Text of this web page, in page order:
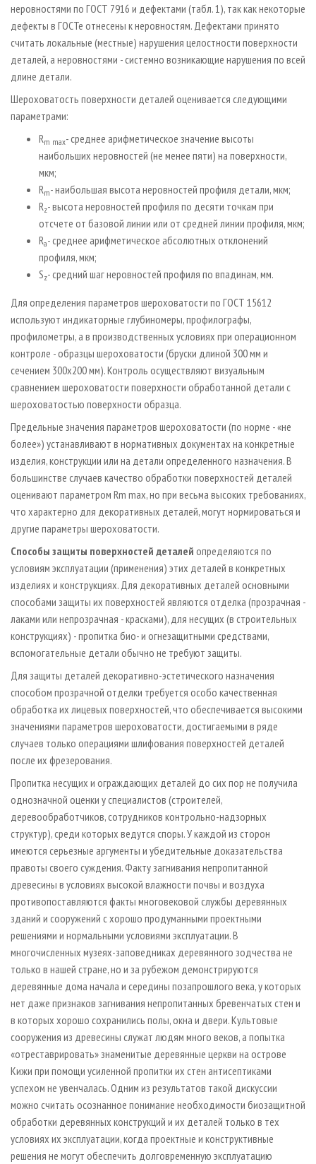
неровностями по ГОСТ 7916 и дефектами (табл. 1), так как некоторые
дефекты в ГОСТе отнесены к неровностям. Дефектами принято
считать локальные (местные) нарушения целостности поверхности
деталей, а неровностями - системно возникающие нарушения по всей
длине детали.
Шероховатость поверхности деталей оценивается следующими
параметрами:
Rm max- среднее арифметическое значение высоты
наибольших неровностей (не менее пяти) на поверхности,
мкм;
Rm- наибольшая высота неровностей профиля детали, мкм;
Rz- высота неровностей профиля по десяти точкам при
отсчете от базовой линии или от средней линии профиля, мкм;
Ra- среднее арифметическое абсолютных отклонений
профиля, мкм;
Sz- средний шаг неровностей профиля по впадинам, мм.
Для определения параметров шероховатости по ГОСТ 15612
используют индикаторные глубиномеры, профилографы,
профилометры, а в производственных условиях при операционном
контроле - образцы шероховатости (бруски длиной 300 мм и
сечением 300х200 мм). Контроль осуществляют визуальным
сравнением шероховатости поверхности обработанной детали с
шероховатостью поверхности образца.
Предельные значения параметров шероховатости (по норме - «не
более») устанавливают в нормативных документах на конкретные
изделия, конструкции или на детали определенного назначения. В
большинстве случаев качество обработки поверхностей деталей
оценивают параметром Rm max, но при весьма высоких требованиях,
что характерно для декоративных деталей, могут нормироваться и
другие параметры шероховатости.
Способы защиты поверхностей деталей определяются по
условиям эксплуатации (применения) этих деталей в конкретных
изделиях и конструкциях. Для декоративных деталей основными
способами защиты их поверхностей являются отделка (прозрачная -
лаками или непрозрачная - красками), для несущих (в строительных
конструкциях) - пропитка био- и огнезащитными средствами,
вспомогательные детали обычно не требуют защиты.
Для защиты деталей декоративно­-эстетического назначения
способом прозрачной отделки требуется особо качественная
обработка их лицевых поверхностей, что обеспечивается высокими
значениями параметров шероховатости, достигаемыми в ряде
случаев только операциями шлифования поверхностей деталей
после их фрезерования.
Пропитка несущих и ограждающих деталей до сих пор не получила
однозначной оценки у специалистов (строителей,
деревообработчиков, сотрудников контрольно­-надзорных
структур), среди которых ведутся споры. У каждой из сторон
имеются серьезные аргументы и убедительные доказательства
правоты своего суждения. Факту загнивания непропитанной
древесины в условиях высокой влажности почвы и воздуха
противопоставляются факты многовековой службы деревянных
зданий и сооружений с хорошо продуманными проектными
решениями и нормальными условиями эксплуатации. В
многочисленных музеях­-заповедниках деревянного зодчества не
только в нашей стране, но и за рубежом демонстрируются
деревянные дома начала и середины позапрошлого века, у которых
нет даже признаков загнивания непропитанных бревенчатых стен и
в которых хорошо сохранились полы, окна и двери. Культовые
сооружения из древесины служат людям много веков, а попытка
«отреставрировать» знаменитые деревянные церкви на острове
Кижи при помощи усиленной пропитки их стен антисептиками
успехом не увенчалась. Одним из результатов такой дискуссии
можно считать осознанное понимание необходимости биозащитной
обработки деревянных конструкций и их деталей только в тех
условиях их эксплуатации, когда проектные и конструктивные
решения не могут обеспечить долговременную эксплуатацию